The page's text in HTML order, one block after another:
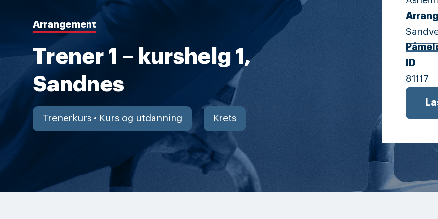
Arrangement
Trener 1 – kurshelg 1,
Sandnes
Trenerkurs • Kurs og utdanning Krets
ID
81117